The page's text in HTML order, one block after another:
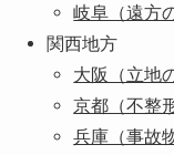
岐阜（遠方
関西地方
大阪（立地
京都（不整
兵庫（事故